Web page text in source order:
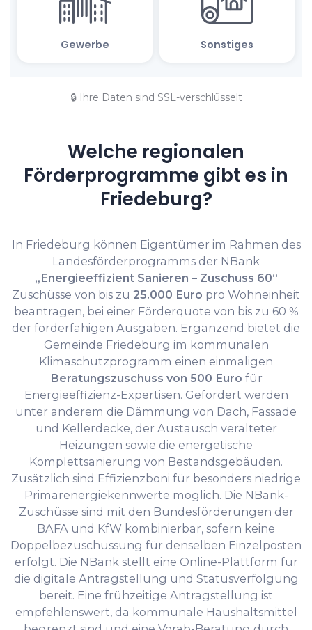
🔒 Ihre Daten sind SSL-verschlüsselt
Welche regionalen
Förderprogramme gibt es in
Friedeburg?
In Friedeburg können Eigentümer im Rahmen des
Landesförderprogramms der NBank
„Energieeffizient Sanieren – Zuschuss 60“
Zuschüsse von bis zu 25.000 Euro pro Wohneinheit
beantragen, bei einer Förderquote von bis zu 60 %
der förderfähigen Ausgaben. Ergänzend bietet die
Gemeinde Friedeburg im kommunalen
Klimaschutzprogramm einen einmaligen
Beratungszuschuss von 500 Euro für
Energieeffizienz-Expertisen. Gefördert werden
unter anderem die Dämmung von Dach, Fassade
und Kellerdecke, der Austausch veralteter
Heizungen sowie die energetische
Komplettsanierung von Bestandsgebäuden.
Zusätzlich sind Effizienzboni für besonders niedrige
Primärenergiekennwerte möglich. Die NBank-
Zuschüsse sind mit den Bundesförderungen der
BAFA und KfW kombinierbar, sofern keine
Doppelbezuschussung für denselben Einzelposten
erfolgt. Die NBank stellt eine Online-Plattform für
die digitale Antragstellung und Statusverfolgung
bereit. Eine frühzeitige Antragstellung ist
empfehlenswert, da kommunale Haushaltsmittel